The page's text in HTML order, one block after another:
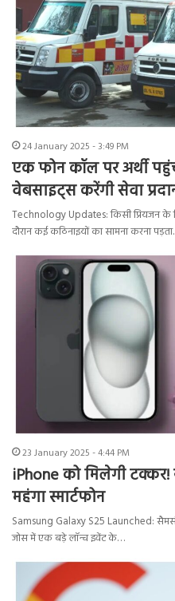
24 January 2025 - 3:49 PM
एक फोन कॉल पर अर्थी
वेबसाइट्स करेंगी सेवा
Technology Updates: किसी प्रियजन के
दौरान कई कठिनाइयों का सामना करना
23 January 2025 - 4:44 PM
iPhone को मिलेगी
महंगा स्मार्टफोन
Samsung Galaxy S25 Launched:
जोस में एक बड़े लॉन्च इवेंट के…